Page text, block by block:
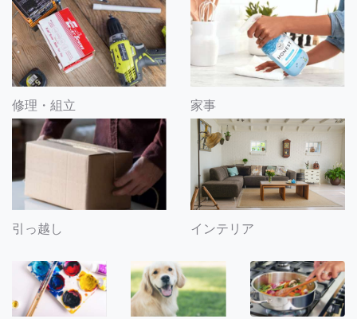
修理・組立 家事
引っ越し インテリア